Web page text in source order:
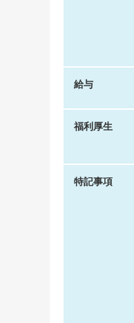
給与
福利厚生
特記事項